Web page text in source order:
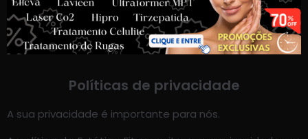
Políticas de privacidade
A sua privacidade é importante para nós.